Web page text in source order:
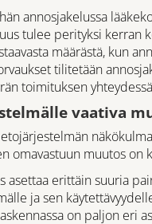
annosjakelussa
tulee perityksi kerran
määrästä, kun
tilitetään
toimituksen
vaativa
omavastuun muutos on
asettaa erittäin suuria
ja sen
on paljon eri